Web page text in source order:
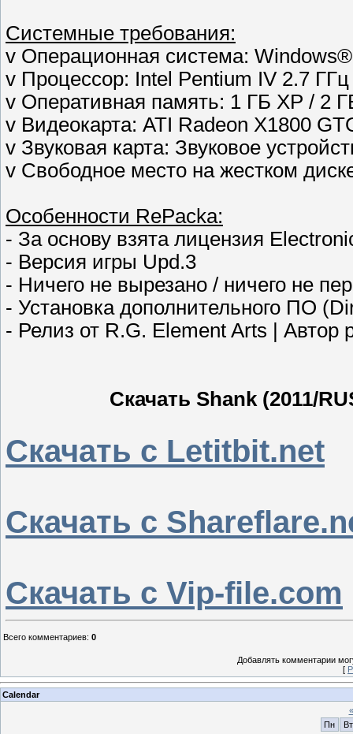
Системные требования:
v Операционная система:
v Процессор: Intel Pentium IV 2.7 ГГц
v Оперативная память: 1 ГБ ХР / 2
v Видеокарта: ATI Radeon X1800
v Звуковая карта: Звуковое
v Свободное место на жестком
Особенности RePacka:
- За основу взята лицензия
- Версия игры Upd.3
- Ничего не вырезано / ничего не
- Установка дополнительного ПО
- Релиз от R.G. Element Arts | Автор
Скачать Shank (2011/
Скачать с Letitbit.net
Скачать с
Скачать с Vip-file.com
Всего комментариев: 0
Добавлять комментарии
[
Calendar
«
Пн
Вт